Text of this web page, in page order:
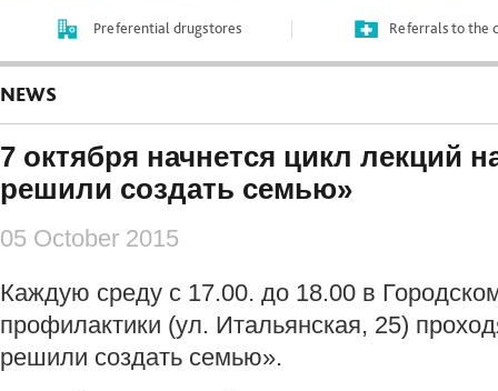
Preferential drugstores Referrals to the
NEWS
7 октября начнется цикл лекций
решили создать семью»
05 October 2015
Каждую среду с 17.00. до 18.00 в
профилактики (ул. Итальянская, 25)
решили создать семью».